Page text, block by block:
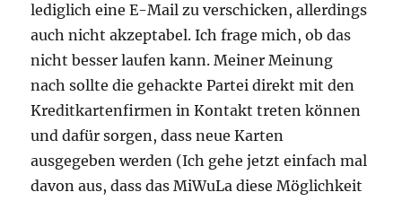
lediglich eine E-Mail zu verschicken, allerdings
auch nicht akzeptabel. Ich frage mich, ob das
nicht besser laufen kann. Meiner Meinung
nach sollte die gehackte Partei direkt mit den
Kreditkartenfirmen in Kontakt treten können
und dafür sorgen, dass neue Karten
ausgegeben werden (Ich gehe jetzt einfach mal
davon aus, dass das MiWuLa diese Möglichkeit